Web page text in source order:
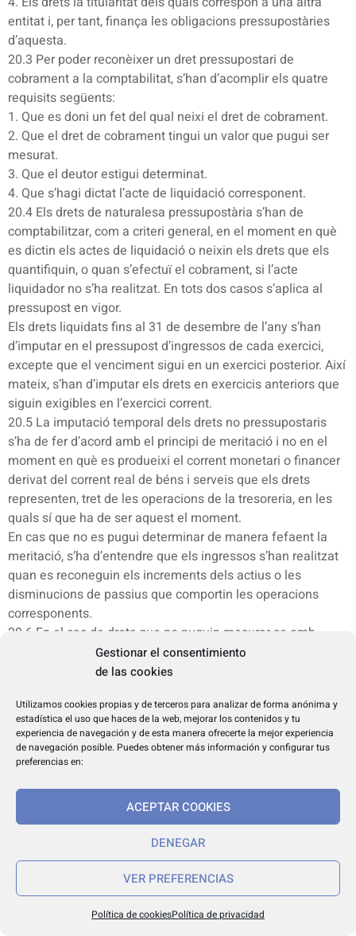
Gestionar el consentimiento
de las cookies
Utilizamos cookies propias y de terceros para analizar de forma anónima y
estadística el uso que haces de la web, mejorar los contenidos y tu
experiencia de navegación y de esta manera ofrecerte la mejor experiencia
de navegación posible. Puedes obtener más información y configurar tus
preferencias en:
ACEPTAR COOKIES
DENEGAR
VER PREFERENCIAS
Política de cookiesPolítica de privacidad
entitat i, per tant, finança les obligacions pressupostàries
d’aquesta.
20.3 Per poder reconèixer un dret pressupostari de
cobrament a la comptabilitat, s’han d’acomplir els quatre
requisits següents:
1. Que es doni un fet del qual neixi el dret de cobrament.
2. Que el dret de cobrament tingui un valor que pugui ser
mesurat.
3. Que el deutor estigui determinat.
4. Que s’hagi dictat l’acte de liquidació corresponent.
20.4 Els drets de naturalesa pressupostària s’han de
comptabilitzar, com a criteri general, en el moment en què
es dictin els actes de liquidació o neixin els drets que els
quantifiquin, o quan s’efectuï el cobrament, si l’acte
liquidador no s’ha realitzat. En tots dos casos s’aplica al
pressupost en vigor.
Els drets liquidats fins al 31 de desembre de l’any s’han
d’imputar en el pressupost d’ingressos de cada exercici,
excepte que el venciment sigui en un exercici posterior. Així
mateix, s’han d’imputar els drets en exercicis anteriors que
siguin exigibles en l’exercici corrent.
20.5 La imputació temporal dels drets no pressupostaris
s’ha de fer d’acord amb el principi de meritació i no en el
moment en què es produeixi el corrent monetari o financer
derivat del corrent real de béns i serveis que els drets
representen, tret de les operacions de la tresoreria, en les
quals sí que ha de ser aquest el moment.
En cas que no es pugui determinar de manera fefaent la
meritació, s’ha d’entendre que els ingressos s’han realitzat
quan es reconeguin els increments dels actius o les
disminucions de passius que comportin les operacions
corresponents.
20.6 En el cas de drets que no puguin mesurar-se amb
fiabilitat en el moment de la meritació, s’han de reconèixer
comptablement a mesura que es produeixi el cobrament.
a la tresoreria.
20.7 Els drets de cobrament només es poden anul•lar
mitjançant un acord motivat. L’anul•lació de drets ja cobrats
suposa l’obligació de retornar l’import rebut i, per tant,
l’anotació en el registre comptable d’una obligació a pagar.
Article 21
Concepte, naturalesa i comptabilització de les obligacions
Generalitat de Catalunya els deutes actuals certs que li
suposen un passiu, procedents de transaccions, acords o
esdeveniments passats de naturalesa pressupostària o no